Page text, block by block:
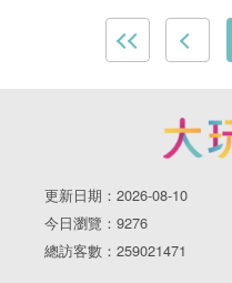
更新日期：2026-08-10
今日瀏覽：9276
總訪客數：259021471